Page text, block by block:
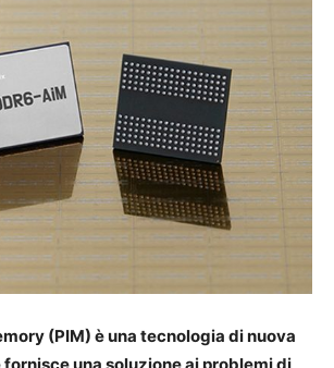
(PIM) è una tecnologia di nuova